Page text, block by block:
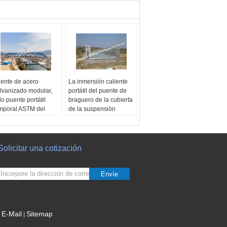
de acero
modular,
puente portátil
ASTM del
AiSi, ASTM,
Puente de
de origen:
La inmersión caliente
portátil del puente de
braguero de la cubierta
de la suspensión
resistente a la corrosión
bs, estruendo, GB, JIS
Dimensiones:
Estándar
una cotización
Envíe
E-Mail Sitemap